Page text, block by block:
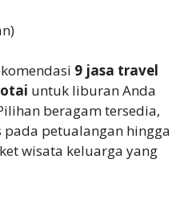
9 jasa travel
untuk liburan Anda
beragam tersedia,
petualangan hingga
wisata keluarga yang